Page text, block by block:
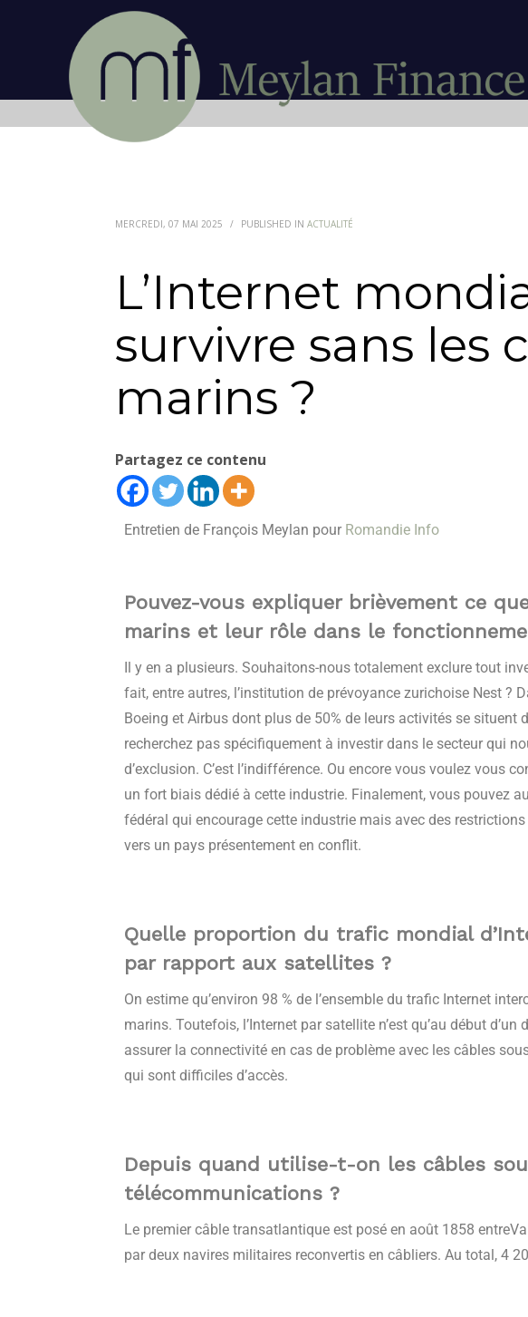
MERCREDI, 07 MAI 2025 / PUBLISHED IN ACTUALITÉ
L’Internet
survivre sans les
marins ?
Partagez ce contenu
Entretien de François Meylan pour Romandie Info
Pouvez-vous expliquer brièvement ce
marins et leur rôle dans le
Il y en a plusieurs. Souhaitons-nous totalement exclure tout
fait, entre autres, l’institution de prévoyance zurichoise Nest ?
Boeing et Airbus dont plus de 50% de leurs activités se situent
recherchez pas spécifiquement à investir dans le secteur qui
d’exclusion. C’est l’indifférence. Ou encore vous voulez vous
un fort biais dédié à cette industrie. Finalement, vous pouvez
fédéral qui encourage cette industrie mais avec des
vers un pays présentement en conflit.
Quelle proportion du trafic mondial
par rapport aux satellites ?
On estime qu’environ 98 % de l’ensemble du trafic Internet
marins. Toutefois, l’Internet par satellite n’est qu’au début
assurer la connectivité en cas de problème avec les câbles
qui sont difficiles d’accès.
Depuis quand utilise-t-on les câbles
télécommunications ?
Le premier câble transatlantique est posé en août 1858
par deux navires militaires reconvertis en câbliers. Au total, 4